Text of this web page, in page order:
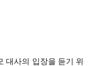
대사의 입장을 듣기 위